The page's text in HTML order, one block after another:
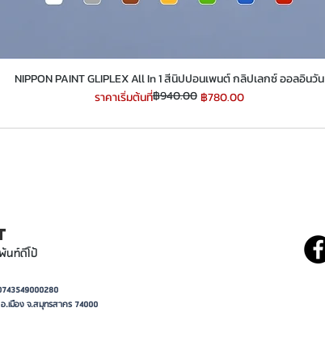
​​​​​​​NIPPON PAINT GLIPLEX All In 1 สีนิปปอนเพนต์ กลิปเลกซ์ ออลอินวัน
ราคาเริ่มต้นที่
ราคาปกติ ฿940.00 ฿780.00
ราคาขายลด
นท์ดีโป้
เมือง จ.สมุทรสาคร 74000